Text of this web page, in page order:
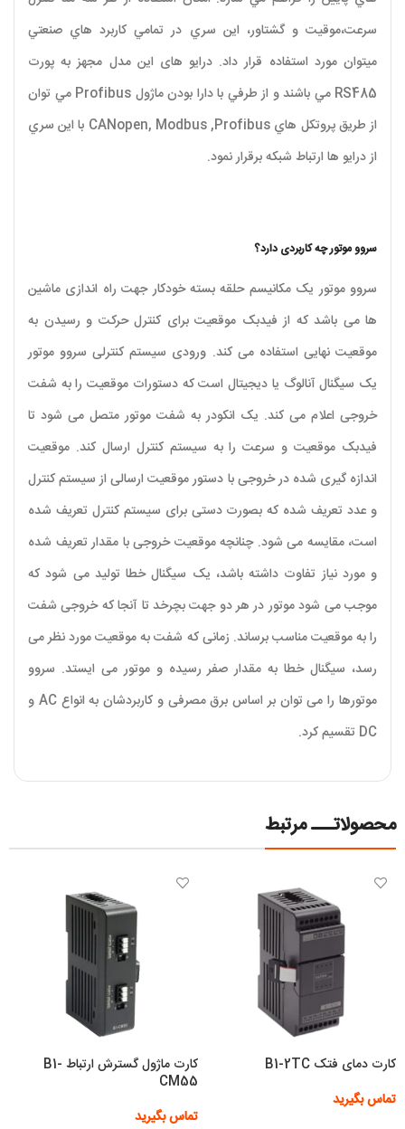
سرعت،موقيت و گشتاور، اين سري در تمامي كاربرد هاي صنعتي
ميتوان مورد استفاده قرار داد. درایو های این مدل مجهز به پورت
RS485‌ مي باشند و از طرفي با دارا بودن ماژول Profibus مي توان
از طريق پروتكل هاي CANopen, Modbus ,Profibus‌ با اين سري
از درايو ها ارتباط شبكه برقرار نمود.
سروو موتور چه کاربردی دارد؟
سروو موتور یک مکانیسم حلقه بسته خودکار جهت راه اندازی ماشین
ها می باشد که از فیدبک موقعیت برای کنترل حرکت و رسیدن به
موقعیت نهایی استفاده می کند. ورودی سیستم کنترلی سروو موتور
یک سیگنال آنالوگ یا دیجیتال است که دستورات موقعیت را به شفت
خروجی اعلام می کند. یک انکودر به شفت موتور متصل می شود تا
فیدبک موقعیت و سرعت را به سیستم کنترل ارسال کند. موقعیت
اندازه گیری شده در خروجی با دستور موقعیت ارسالی از سیستم کنترل
و عدد تعریف شده که بصورت دستی برای سیستم کنترل تعریف شده
است، مقایسه می شود. چنانچه موقعیت خروجی با مقدار تعریف شده
و مورد نیاز تفاوت داشته باشد، یک سیگنال خطا تولید می شود که
موجب می شود موتور در هر دو جهت بچرخد تا آنجا که خروجی شفت
را به موقعیت مناسب برساند. زمانی که شفت به موقعیت مورد نظر می
رسد، سیگنال خطا به مقدار صفر رسیده و موتور می ایستد. سروو
موتورها را می توان بر اساس برق مصرفی و کاربردشان به انواع AC و
DC تقسیم کرد.
محصولاتـــ مرتبط
کارت دمای فتک B1-2TC
تماس بگیرید
کارت ماژول گسترش ارتباط B1-
CM55
تماس بگیرید